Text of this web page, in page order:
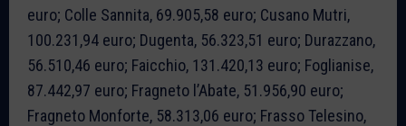
euro; Colle Sannita, 69.905,58 euro; Cusano Mutri,
100.231,94 euro; Dugenta, 56.323,51 euro; Durazzano,
56.510,46 euro; Faicchio, 131.420,13 euro; Foglianise,
87.442,97 euro; Fragneto l’Abate, 51.956,90 euro;
Fragneto Monforte, 58.313,06 euro; Frasso Telesino,